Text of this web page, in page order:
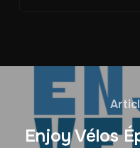
Enjoy Vélos